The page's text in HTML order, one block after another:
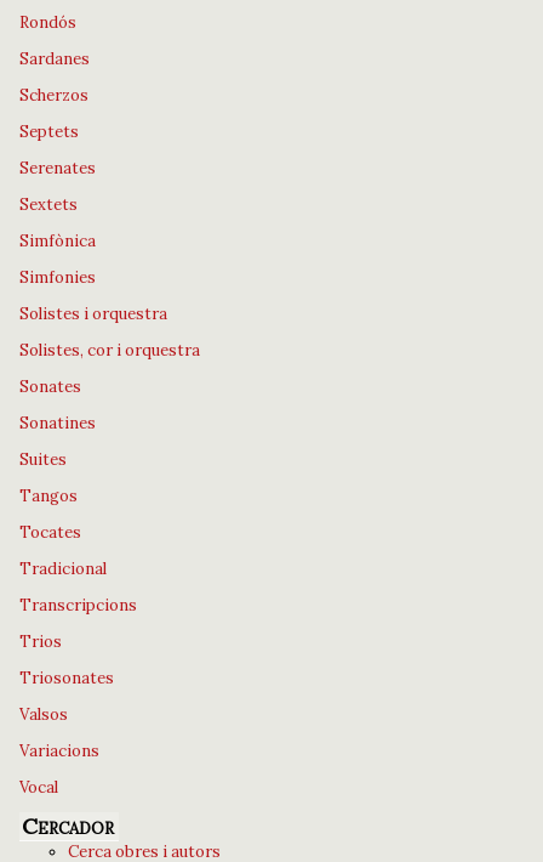
Rondós
Sardanes
Scherzos
Septets
Serenates
Sextets
Simfònica
Simfonies
Solistes i orquestra
Solistes, cor i orquestra
Sonates
Sonatines
Suites
Tangos
Tocates
Tradicional
Transcripcions
Trios
Triosonates
Valsos
Variacions
Vocal
Cercador
Cerca obres i autors